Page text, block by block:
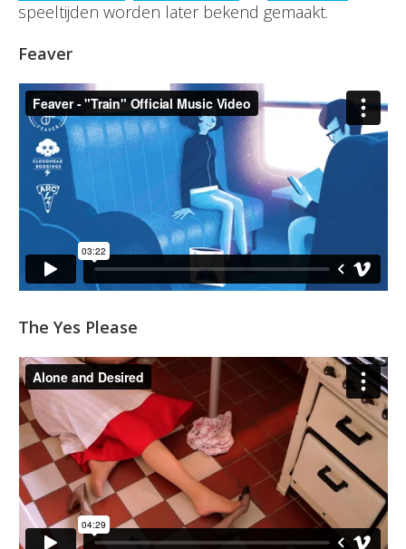
speeltijden worden later bekend gemaakt.
Feaver
The Yes Please